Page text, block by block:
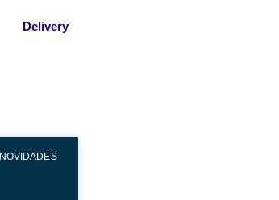
Delivery
NOVIDADES